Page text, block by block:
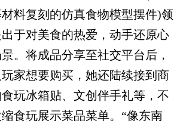
料复刻的仿真食物模型摆件)领
于对美食的热爱，动手还原心
。将成品分享至社交平台后，
家想要购买，她还陆续接到商
玩冰箱贴、文创伴手礼等，不
食玩展示菜品菜单。“像东南